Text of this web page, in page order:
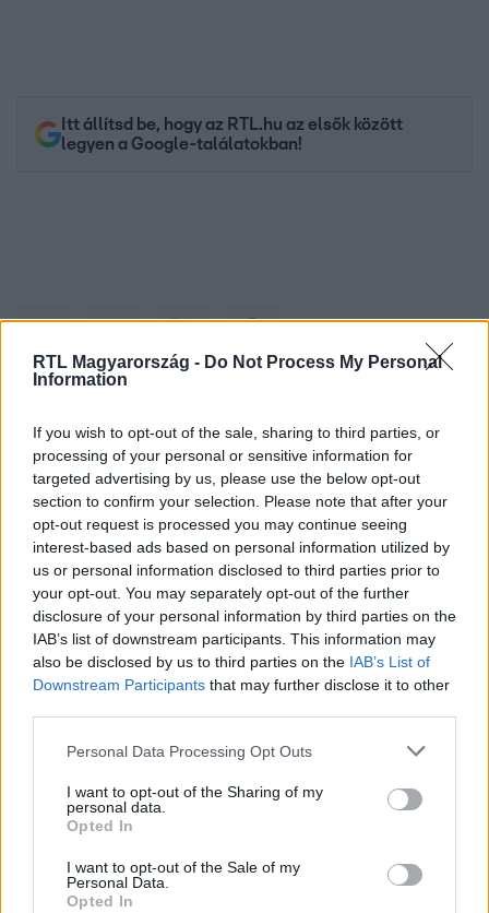
RTL Magyarország - Do Not Process My Personal
Information
If you wish to opt-out of the sale, sharing to third parties, or
processing of your personal or sensitive information for
targeted advertising by us, please use the below opt-out
section to confirm your selection. Please note that after your
opt-out request is processed you may continue seeing
interest-based ads based on personal information utilized by
us or personal information disclosed to third parties prior to
your opt-out. You may separately opt-out of the further
disclosure of your personal information by third parties on the
IAB’s list of downstream participants. This information may
also be disclosed by us to third parties on the IAB’s List of
Downstream Participants that may further disclose it to other
Please note that this website/app uses one or more Google
not limited to your visit or usage behaviour. You may click to
grant or deny consent to Google and its third-party tags to
use your data for below specified purposes in below Google
consent section.
Personal Data Processing Opt Outs
I want to opt-out of the Sharing of my
personal data.
Opted In
I want to opt-out of the Sale of my
Personal Data.
Opted In
Itt állítsd be, hogy az RTL.hu az elsők között
legyen a Google-találatokban!
Kövess minket, és értesülj a friss hírekről a
Facebookon is!
Követem
#HOTEL MARGARET #HOTEL #ELŐZETESEK
Népszerű